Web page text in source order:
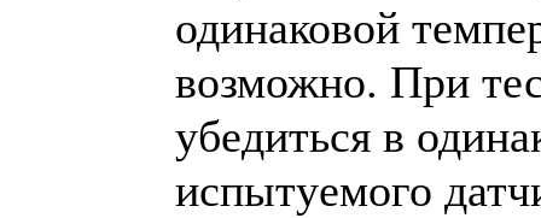
одинаковой
возможно. При
убедиться в
испытуемого